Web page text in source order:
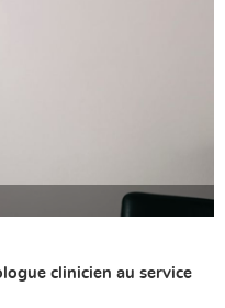
clinicien au service